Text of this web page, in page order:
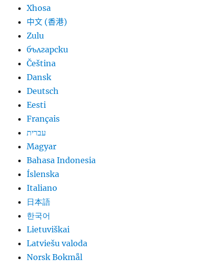
Xhosa
中文 (香港)
Zulu
български
Čeština
Dansk
Deutsch
Eesti
Français
עברית
Magyar
Bahasa Indonesia
Íslenska
Italiano
日本語
한국어
Lietuviškai
Latviešu valoda
Norsk Bokmål